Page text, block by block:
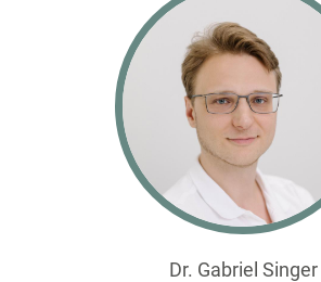
Dr. Gabriel Singer